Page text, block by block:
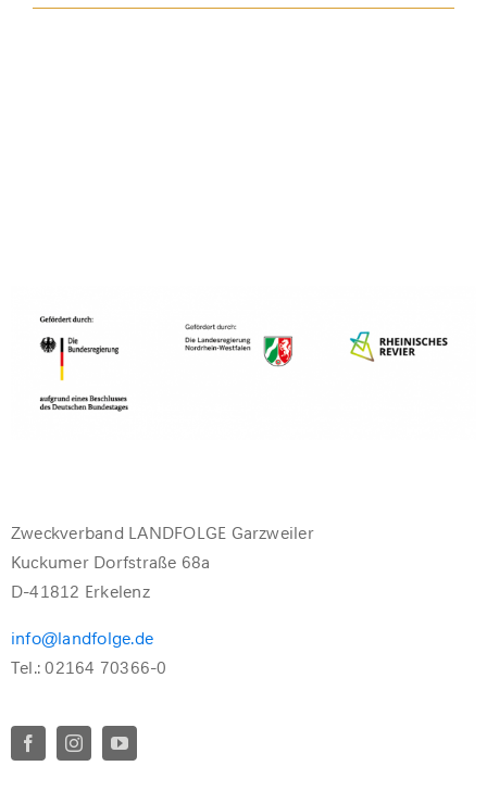
Zweckverband LANDFOLGE Garzweiler
Kuckumer Dorfstraße 68a
D-41812 Erkelenz
info@landfolge.de
Tel.: 02164 70366-0